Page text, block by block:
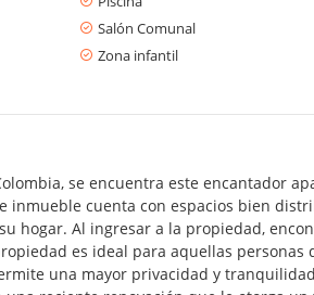
Salón Comunal
Zona infantil
se encuentra este encantador
inmueble cuenta con espacios bien
hogar. Al ingresar a la propiedad,
es ideal para aquellas
una mayor privacidad y